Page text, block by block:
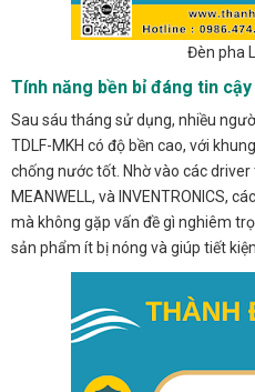
Đèn pha
Tính năng bền bỉ đáng tin cậy
Sau sáu tháng sử dụng, nhiều
TDLF-MKH có độ bền cao, với
chống nước tốt. Nhờ vào các driver
MEANWELL, và INVENTRONICS,
mà không gặp vấn đề gì nghiêm
sản phẩm ít bị nóng và giúp tiết